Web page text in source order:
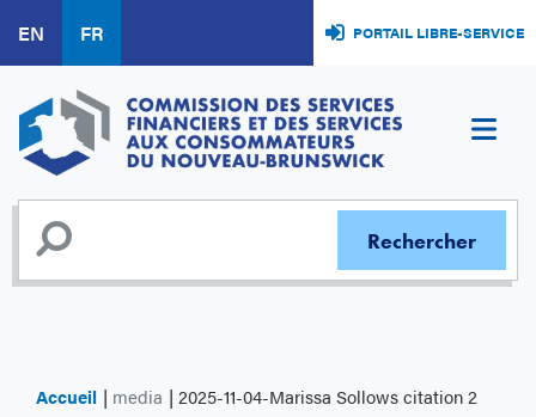
au
contenu
principal
EN FR PORTAIL LIBRE-SERVICE
Accueil media
2025-11-04-Marissa Sollows citation 2